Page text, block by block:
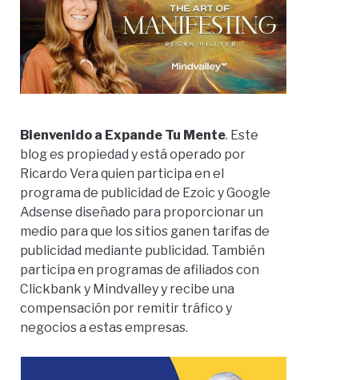
Bienvenido a Expande Tu Mente. Este
blog es propiedad y está operado por
Ricardo Vera quien participa en el
programa de publicidad de Ezoic y Google
Adsense diseñado para proporcionar un
medio para que los sitios ganen tarifas de
publicidad mediante publicidad. También
participa en programas de afiliados con
Clickbank y Mindvalley y recibe una
compensación por remitir tráfico y
negocios a estas empresas.